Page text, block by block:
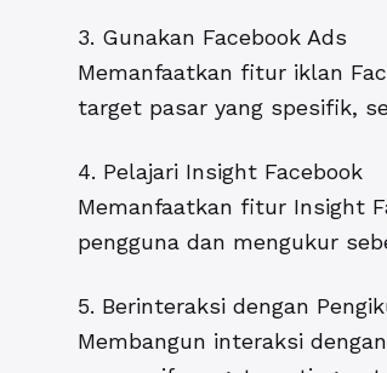
3. Gunakan Facebook Ads
Memanfaatkan fitur iklan
target pasar yang spesifik,
4. Pelajari Insight Facebook
Memanfaatkan fitur Insight
pengguna dan mengukur
5. Berinteraksi dengan
Membangun interaksi